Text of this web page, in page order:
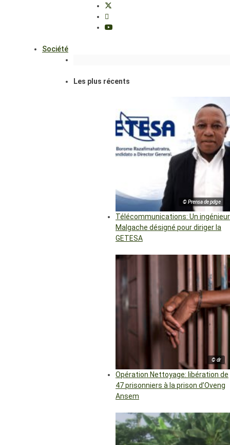
Société
Les plus récents
© Prensa de pdge
Télécommunications: Un ingénieur
Malgache désigné pour diriger la
GETESA
© dr
Opération Nettoyage: libération de
47 prisonniers à la prison d’Oveng
Ansem